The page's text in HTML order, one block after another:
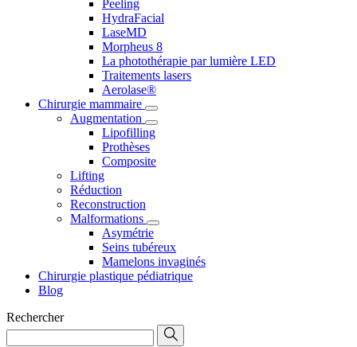
Peeling
HydraFacial
LaseMD
Morpheus 8
La photothérapie par lumière LED
Traitements lasers
Aerolase®
Chirurgie mammaire
Augmentation
Lipofilling
Prothèses
Composite
Lifting
Réduction
Reconstruction
Malformations
Asymétrie
Seins tubéreux
Mamelons invaginés
Chirurgie plastique pédiatrique
Blog
Rechercher